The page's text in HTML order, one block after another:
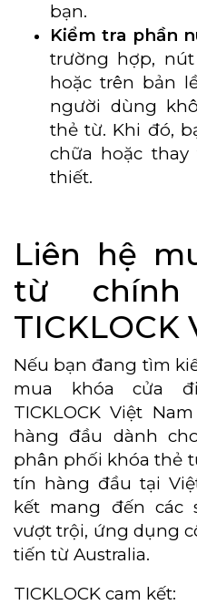
bạn.
Kiểm tra phần
trường hợp,
hoặc trên bản
người dùng
thẻ từ. Khi đó,
chữa hoặc
thiết.
Liên hệ
từ
TICKLOCK
Nếu bạn đang tìm
mua khóa cửa
TICKLOCK Việt
hàng đầu dành
phân phối khóa thẻ
tín hàng đầu tại
kết mang đến các
vượt trội, ứng dụng
tiến từ Australia.
TICKLOCK cam kết: